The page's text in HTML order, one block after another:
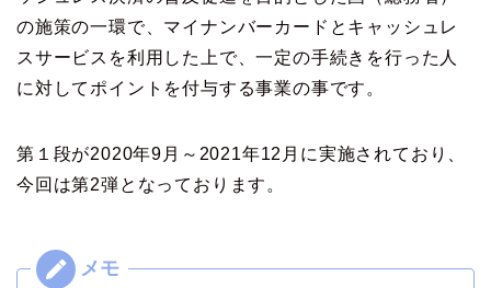
の施策の一環で、マイナンバーカードとキャッシュレ
スサービスを利用した上で、一定の手続きを行った人
に対してポイントを付与する事業の事です。
第１段が2020年9月～2021年12月に実施されており、
今回は第2弾となっております。